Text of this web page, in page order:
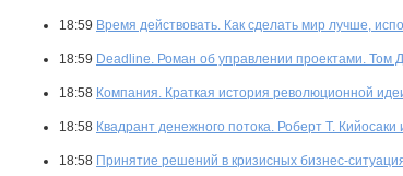
18:59 Время действовать. Как сделать мир лучше,
18:59 Deadline. Роман об управлении проектами. Том
18:58 Компания. Краткая история революционной
18:58 Квадрант денежного потока. Роберт Т.
18:58 Принятие решений в кризисных бизнес-